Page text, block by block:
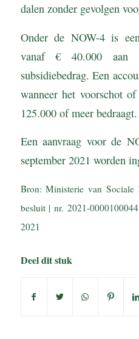
dalen zonder gevolgen
Onder de NOW-4 is
vanaf € 40.000 aan
subsidiebedrag. Een
wanneer het voorschot
125.000 of meer bedraagt.
Een aanvraag voor de
september 2021 worden
Bron: Ministerie van Sociale
besluit | nr. 2021-
2021
Deel dit stuk